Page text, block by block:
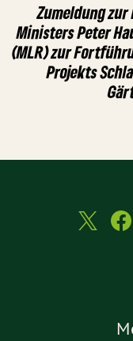
Zumeldung zur
Ministers Peter
(MLR) zur
Projekts